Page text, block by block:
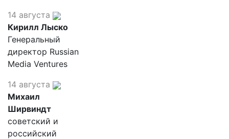
14 августа
Кирилл Лыско
Генеральный
директор Russian
Media Ventures
14 августа
Михаил
Ширвиндт
советский и
российский